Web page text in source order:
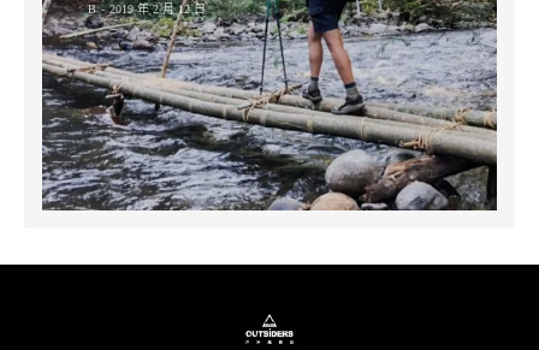
B 2019 年 2 月 12 日